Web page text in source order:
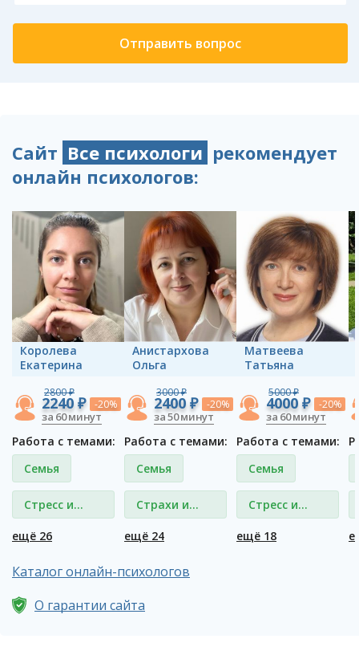
Сайт Все психологи рекомендует
онлайн психологов:
Королева
Екатерина
2800 ₽
2240 ₽ -20%
за 60 минут
Работа с темами:
Семья
Стресс и
депрессия
ещё 26
Анистархова
Ольга
3000 ₽
2400 ₽ -20%
за 50 минут
Работа с темами:
Семья
Страхи и
фобии
ещё 24
Матвеева
Татьяна
5000 ₽
4000 ₽ -20%
за 60 минут
Работа с темами:
Семья
Стресс и
депрессия
ещё 18
Каталог онлайн-психологов
О гарантии сайта